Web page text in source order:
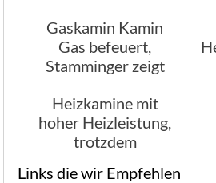
sind
Gaskamin Kamin
Gas befeuert,
Stamminger zeigt
Möglichkeiten
Heizkamine mit
hoher Heizleistung,
trotzdem
Links die wir Empfehlen